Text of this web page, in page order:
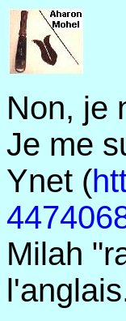
Non, je
Je me
Ynet (
Milah